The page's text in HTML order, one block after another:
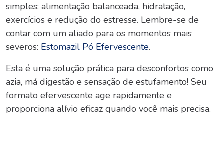
simples: alimentação balanceada, hidratação,
exercícios e redução do estresse. Lembre-se de
contar com um aliado para os momentos mais
severos: Estomazil Pó Efervescente.
Esta é uma solução prática para desconfortos como
azia, má digestão e sensação de estufamento! Seu
formato efervescente age rapidamente e
proporciona alívio eficaz quando você mais precisa.